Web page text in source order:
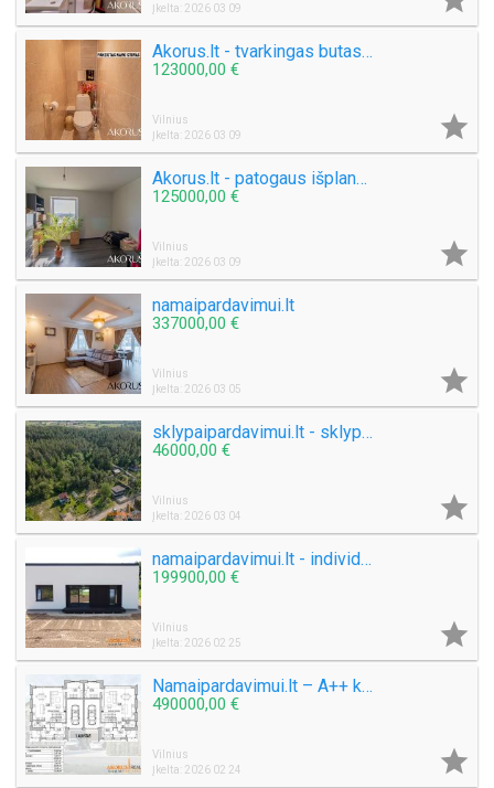
Įkelta: 2026 03 09
Akorus.lt - tvarkingas butas su pakeistais kanalizacijos stovais
123000,00 €
Vilnius
Įkelta: 2026 03 09

Akorus.lt - patogaus išplanavimo butas su panoraminiu vaizdu
125000,00 €
Vilnius
Įkelta: 2026 03 09

namaipardavimui.lt
337000,00 €
Vilnius
Įkelta: 2026 03 05

sklypaipardavimui.lt - sklypai prie miško
46000,00 €
Vilnius
Įkelta: 2026 03 04

namaipardavimui.lt - individualus vieno aukšto namas
199900,00 €
Vilnius
Įkelta: 2026 02 25

Namaipardavimui.lt – A++ klasės namai uždaroje kaimynystėje, prie ežero kranto
490000,00 €
Vilnius
Įkelta: 2026 02 24
